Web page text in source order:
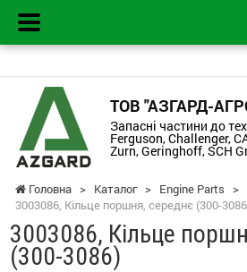
ТОВ "АЗГАРД-
Запасні частини до
Ferguson, Challenger,
Zurn, Geringhoff, SCH
Головна > Каталог > Engine Parts >
3003086, Кільце поршня, середнє (300-
3003086, Кільце
(300-3086)